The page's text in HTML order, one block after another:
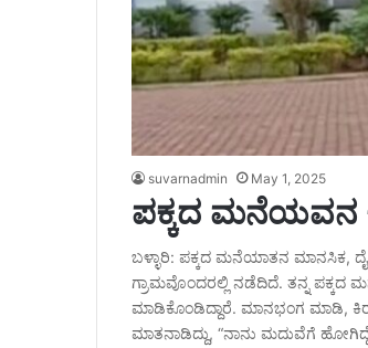
suvarnadmin May 1, 2025
ಪಕ್ಕದ ಮನೆಯವನ
ಬಳ್ಳಾರಿ: ಪಕ್ಕದ ಮನೆಯಾತನ ಮಾನಸಿಕ,
ಗ್ರಾಮವೊಂದರಲ್ಲಿ ನಡೆದಿದೆ. ತನ್ನ ಪಕ್ಕದ
ಮಾಡಿಕೊಂಡಿದ್ದಾರೆ. ಮಾನಭಂಗ ಮಾಡಿ,
ಮಾತನಾಡಿದ್ದು, “ನಾನು ಮದುವೆಗೆ